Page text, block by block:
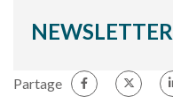
NEWSLETTER
Partage